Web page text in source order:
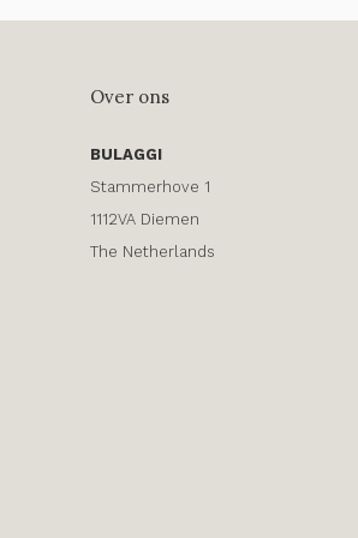
Over ons
BULAGGI
Stammerhove 1
1112VA Diemen
The Netherlands